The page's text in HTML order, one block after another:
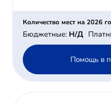
Количество мест на 2026
Бюджетные: Н/Д
Помощь в